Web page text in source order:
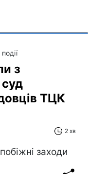
з
суд
ТЦК
2 хв
заходи